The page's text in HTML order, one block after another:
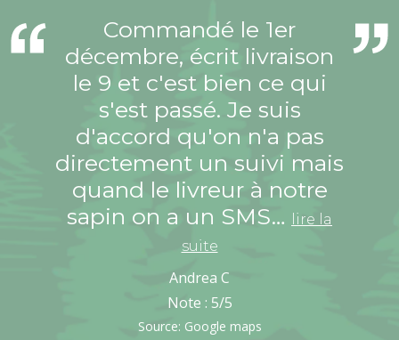
Commandé le 1er
décembre, écrit livraison
le 9 et c'est bien ce qui
s'est passé. Je suis
d'accord qu'on n'a pas
directement un suivi mais
quand le livreur à notre
sapin on a un SMS…
lire la
suite
Andrea C
Note : 5/5
Source: Google maps